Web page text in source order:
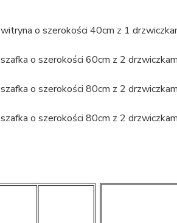
witryna o szerokości 40cm z 1
szafka o szerokości 60cm z 2
szafka o szerokości 80cm z 2
szafka o szerokości 80cm z 2